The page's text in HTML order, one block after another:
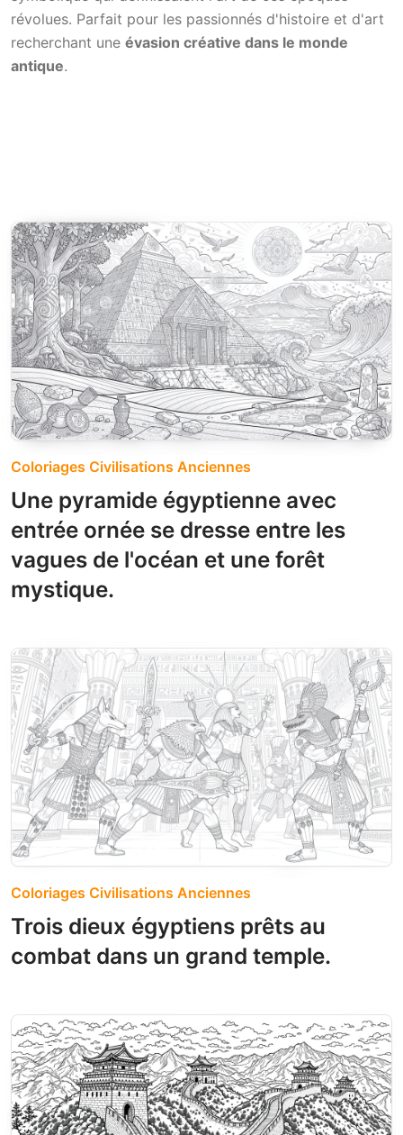
révolues. Parfait pour les passionnés d'histoire et d'art
recherchant une évasion créative dans le monde
antique.
Coloriages Civilisations Anciennes
Une pyramide égyptienne avec
entrée ornée se dresse entre les
vagues de l'océan et une forêt
mystique.
Coloriages Civilisations Anciennes
Trois dieux égyptiens prêts au
combat dans un grand temple.